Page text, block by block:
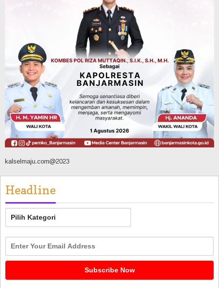
Headline Investasi & Keuangan
KUA-PPAS 2027 Banjarbaru Defisit 170
Miliar, Pendapatan 1,2 Triliun Belanja
1,37 Triliun, Tutup Kekurangan dari
SiLPA
Agustus 7, 2026
kalselmaju.com@2023
Headline
Headline